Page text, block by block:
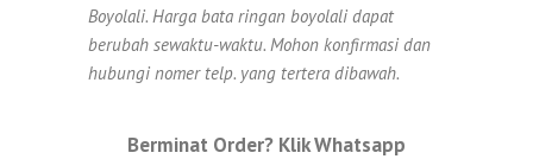
Boyolali. Harga bata ringan boyolali dapat
berubah sewaktu-waktu. Mohon konfirmasi dan
hubungi nomer telp. yang tertera dibawah.
Berminat Order? Klik Whatsapp